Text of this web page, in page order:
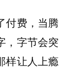
付费，当腾
，字节会突
样让人上瘾